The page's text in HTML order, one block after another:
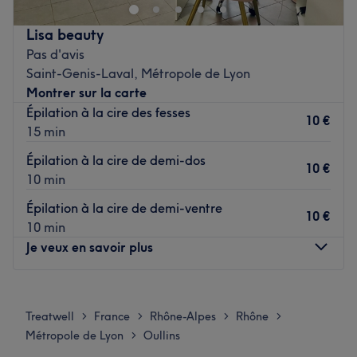
: Une équipe aux petits soins qui prend soin de vous
Nos coups de cœur
L’atmosphère : Plongez dans l’ambiance zen et
chaleureuse d’un bel espace lumineux de 100m², au décor
soigné et harmonieux, composé de cabines de soins
cocooning.
La spécialité de l’établissement : Soins du visage,
massages, beauté des mains ou des pieds.
Les marques et produits utilisés : Payot et Phyt's
Voir le salon
Lisa beauty
Pas d'avis
Saint-Genis-Laval, Métropole de Lyon
Montrer sur la carte
Épilation à la cire des fesses
15 min
10 €
Épilation à la cire de demi-dos
10 min
10 €
Épilation à la cire de demi-ventre
10 min
10 €
Je veux en savoir plus
Mardi
Fermé
Mercredi
Treatwell > France > Rhône-Alpes > Rhône >
Métropole de Lyon > Oullins